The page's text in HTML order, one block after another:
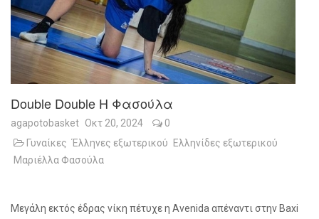
Double Double Η Φασούλα
agapotobasket Οκτ 20, 2024
0
Γυναίκες Έλληνες εξωτερικού
Ελληνίδες εξωτερικού
Μαριέλλα Φασούλα
Μεγάλη εκτός έδρας νίκη πέτυχε η Avenida απέναντι στην Baxi